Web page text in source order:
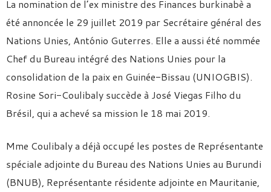
La nomination de l’ex ministre des Finances burkinabè a
été annoncée le 29 juillet 2019 par Secrétaire général des
Nations Unies, António Guterres. Elle a aussi été nommée
Chef du Bureau intégré des Nations Unies pour la
consolidation de la paix en Guinée-Bissau (UNIOGBIS).
Rosine Sori-Coulibaly succède à José Viegas Filho du
Brésil, qui a achevé sa mission le 18 mai 2019.
Mme Coulibaly a déjà occupé les postes de Représentante
spéciale adjointe du Bureau des Nations Unies au Burundi
(BNUB), Représentante résidente adjointe en Mauritanie,